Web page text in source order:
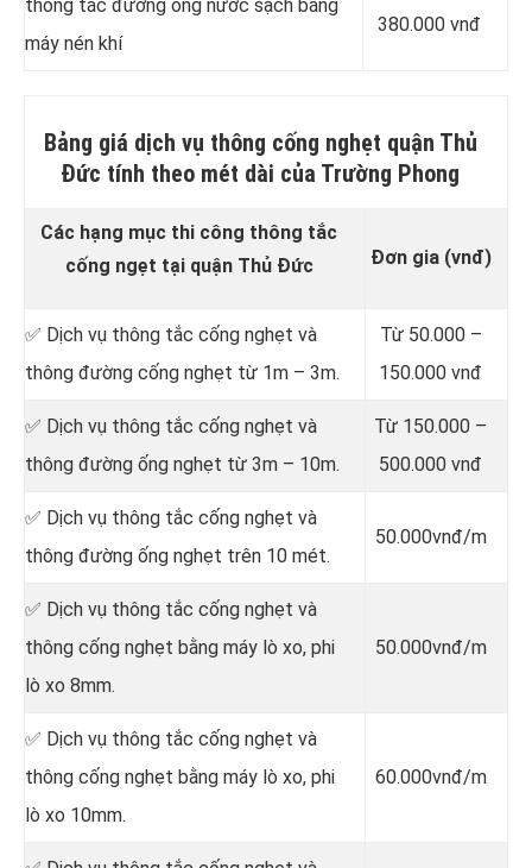
thông tắc đường ống nước sạch bằng
máy nén khí
380.000 vnđ
Bảng giá dịch vụ thông cống nghẹt quận Thủ
Đức tính theo mét dài của Trường Phong
Các hạng mục thi công thông tắc
cống ngẹt tại quận Thủ Đức
Đơn gia (vnđ)
✅ Dịch vụ thông tắc cống nghẹt và
thông đường cống nghẹt từ 1m – 3m.
Từ 50.000 –
150.000 vnđ
✅ Dịch vụ thông tắc cống nghẹt và
thông đường ống nghẹt từ 3m – 10m.
Từ 150.000 –
500.000 vnđ
✅ Dịch vụ thông tắc cống nghẹt và
thông đường ống nghẹt trên 10 mét.
50.000vnđ/m
✅ Dịch vụ thông tắc cống nghẹt và
thông cống nghẹt bằng máy lò xo, phi
lò xo 8mm.
50.000vnđ/m
✅ Dịch vụ thông tắc cống nghẹt và
thông cống nghẹt bằng máy lò xo, phi
lò xo 10mm.
60.000vnđ/m